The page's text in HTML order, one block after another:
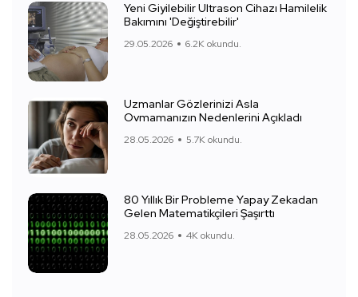
Yeni Giyilebilir Ultrason Cihazı Hamilelik
Bakımını 'Değiştirebilir'
29.05.2026 6.2K okundu.
Uzmanlar Gözlerinizi Asla
Ovmamanızın Nedenlerini Açıkladı
28.05.2026 5.7K okundu.
80 Yıllık Bir Probleme Yapay Zekadan
Gelen Matematikçileri Şaşırttı
28.05.2026 4K okundu.